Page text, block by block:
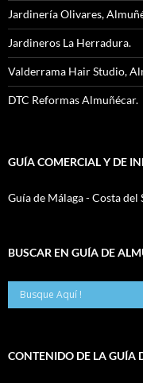
Jardinería Olivares,
Jardineros La Herradura.
Valderrama Hair Studio,
DTC Reformas Almuñécar.
GUÍA COMERCIAL Y DE
Guía de Málaga - Costa del
BUSCAR EN GUÍA DE
CONTENIDO DE LA GUÍA